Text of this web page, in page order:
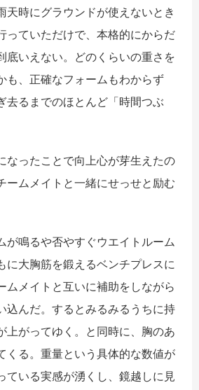
天時にグラウンドが使えないとき
っていただけで、本格的にからだ
底いえない。どのくらいの重さを
も、正確なフォームもわからず
去るまでのほとんど「時間つぶ
ったことで向上心が芽生えたの
ームメイトと一緒にせっせと励む
鳴るや否やすぐウエイトルーム
に大胸筋を鍛えるベンチプレスに
ムメイトと互いに補助をしながら
込んだ。するとみるみるうちに持
上がってゆく。と同時に、胸のあ
くる。重量という具体的な数値が
ている実感が湧くし、鏡越しに見